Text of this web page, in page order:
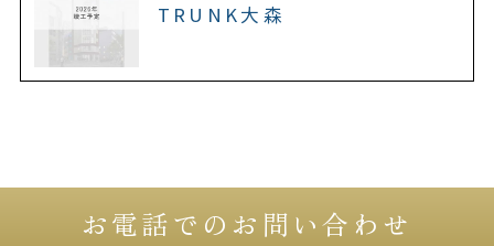
TRUNK大森
お電話でのお問い合わせ